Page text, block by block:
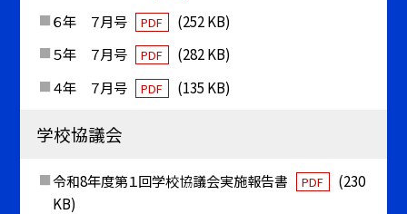
６年 ７月号
PDF
(252 KB)
５年 ７月号
PDF
(282 KB)
４年 ７月号
PDF (135 KB)
学校協議会
令和8年度第１回学校協議会実施報告書 PDF
(230
KB)